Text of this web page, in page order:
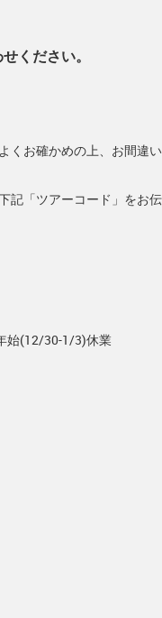
ください。
くお確かめの上、お間違い
記「ツアーコード」をお伝
始(12/30-1/3)休業